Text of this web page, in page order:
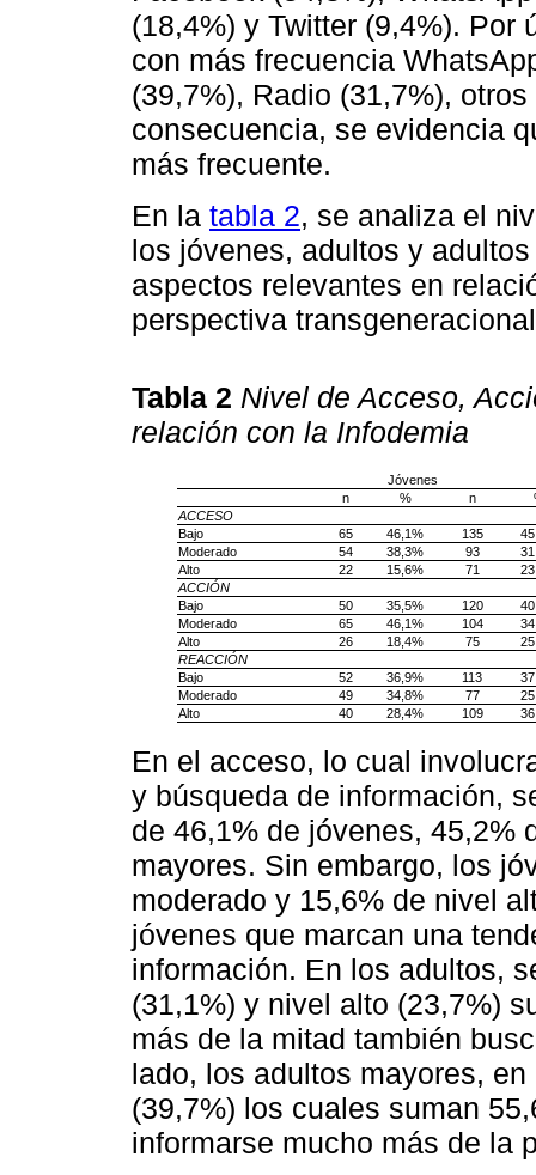
(18,4%) y Twitter (9,4%).
con más frecuencia
(39,7%), Radio (31,7%),
consecuencia, se evidencia
más frecuente.
En la tabla 2, se analiza el
los jóvenes, adultos y
aspectos relevantes en
perspectiva
Tabla 2 Nivel de Acceso,
relación con la Infodemia
Jóvenes
n
% n
ACCESO
Bajo
65 46,1% 135
Moderado
54 38,3% 93
Alto
22 15,6% 71
ACCIÓN
Bajo
50 35,5% 120
Moderado
65 46,1% 104
Alto
26 18,4% 75
REACCIÓN
Bajo
52 36,9% 113
Moderado
49 34,8% 77
Alto
40 28,4% 109
En el acceso, lo cual
y búsqueda de información,
de 46,1% de jóvenes, 45,2%
mayores. Sin embargo, los
moderado y 15,6% de nivel
jóvenes que marcan una
información. En los adultos,
(31,1%) y nivel alto (23,7%)
más de la mitad también
lado, los adultos mayores,
(39,7%) los cuales suman
informarse mucho más de la